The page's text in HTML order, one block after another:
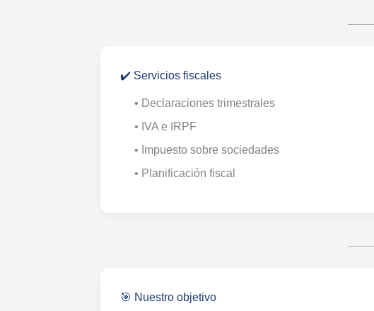
✔️ Servicios fiscales
• Declaraciones trimestrales
• IVA e IRPF
• Impuesto sobre sociedades
• Planificación fiscal
🎯 Nuestro objetivo